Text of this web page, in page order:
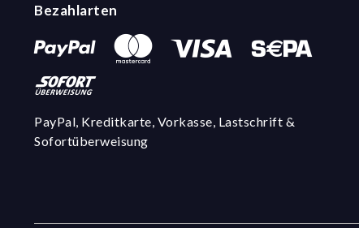
Bezahlarten
PayPal, Kreditkarte, Vorkasse, Lastschrift &
Sofortüberweisung